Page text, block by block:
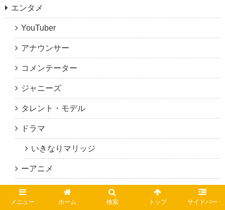
エンタメ
YouTuber
アナウンサー
コメンテーター
ジャニーズ
タレント・モデル
ドラマ
いきなりマリッジ
ーアニメ
俳優・女優
メニュー ホーム 検索 トップ サイドバー